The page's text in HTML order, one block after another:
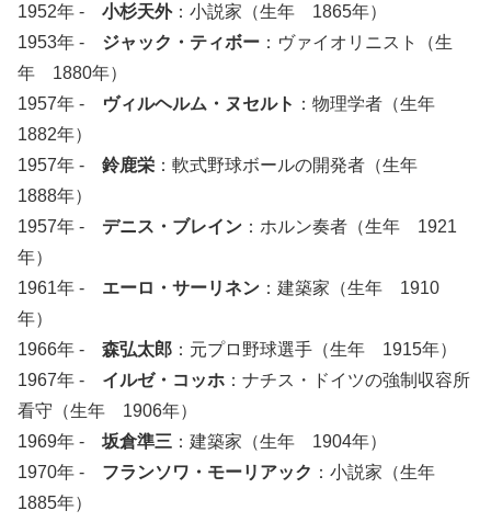
1952年 - 小杉天外：小説家（生年 1865年）
1953年 - ジャック・ティボー ：ヴァイオリニスト（生
年 1880年）
1957年 -
ヴィルヘルム・ヌセルト ：物理学者（生年
1882年）
1957年 - 鈴鹿栄 ：軟式野球ボールの開発者（生年
1888年）
1957年 - デニス・ブレイン ：ホルン奏者（生年 1921
年）
1961年 - エーロ・サーリネン ：建築家（生年 1910
年）
1966年 - 森弘太郎 ：元プロ野球選手（生年 1915年）
1967年 - イルゼ・コッホ ：ナチス・ドイツの強制収容所
看守（生年 1906年）
1969年 - 坂倉準三 ：建築家（生年 1904年）
1970年 - フランソワ・モーリアック ：小説家（生年
1885年）